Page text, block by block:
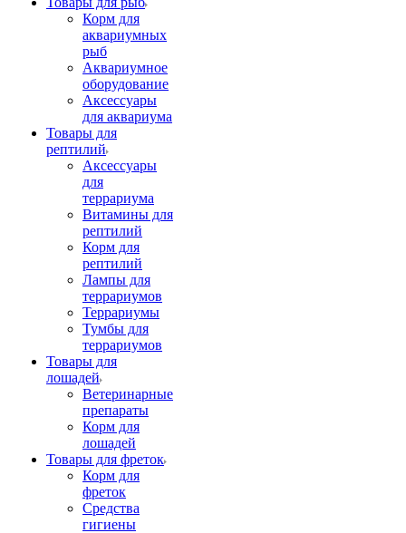
Корм для
аквариумных
рыб
Аквариумное
оборудование
Аксессуары
для аквариума
Товары для
рептилий
Аксессуары
для
террариума
Витамины для
рептилий
Корм для
рептилий
Лампы для
террариумов
Террариумы
Тумбы для
террариумов
Товары для
лошадей
Ветеринарные
препараты
Корм для
лошадей
Товары для фреток
Корм для
фреток
Средства
гигиены